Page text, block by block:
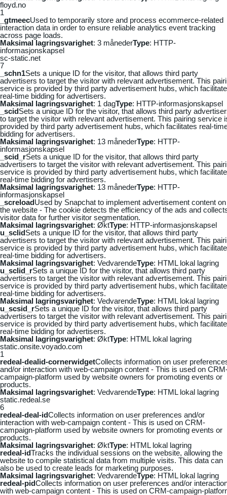
floyd.no
1
_gtmeecUsed to temporarily store and process ecommerce-related
interaction data in order to ensure reliable analytics event tracking
across page loads.
Maksimal lagringsvarighet: 3 månederType: HTTP-
informasjonskapsel
sc-static.net
7
_schn1Sets a unique ID for the visitor, that allows third party
advertisers to target the visitor with relevant advertisement. This
service is provided by third party advertisement hubs, which
real-time bidding for advertisers.
Maksimal lagringsvarighet: 1 dagType: HTTP-informasjonskapsel
_scidSets a unique ID for the visitor, that allows third party
to target the visitor with relevant advertisement. This pairing service
provided by third party advertisement hubs, which facilitates real-
bidding for advertisers.
Maksimal lagringsvarighet: 13 månederType: HTTP-
informasjonskapsel
_scid_rSets a unique ID for the visitor, that allows third party
advertisers to target the visitor with relevant advertisement. This
service is provided by third party advertisement hubs, which
real-time bidding for advertisers.
Maksimal lagringsvarighet: 13 månederType: HTTP-
informasjonskapsel
_screloadUsed by Snapchat to implement advertisement content on
the website - The cookie detects the efficiency of the ads and
visitor data for further visitor segmentation.
Maksimal lagringsvarighet: ØktType: HTTP-informasjonskapsel
u_sclidSets a unique ID for the visitor, that allows third party
advertisers to target the visitor with relevant advertisement. This
service is provided by third party advertisement hubs, which
real-time bidding for advertisers.
Maksimal lagringsvarighet: VedvarendeType: HTML lokal lagring
u_sclid_rSets a unique ID for the visitor, that allows third party
advertisers to target the visitor with relevant advertisement. This
service is provided by third party advertisement hubs, which
real-time bidding for advertisers.
Maksimal lagringsvarighet: VedvarendeType: HTML lokal lagring
u_scsid_rSets a unique ID for the visitor, that allows third party
advertisers to target the visitor with relevant advertisement. This
service is provided by third party advertisement hubs, which
real-time bidding for advertisers.
Maksimal lagringsvarighet: ØktType: HTML lokal lagring
static.onsite.voyado.com
1
redeal-dealid-cornerwidgetCollects information on user
and/or interaction with web-campaign content - This is used on
campaign-platform used by website owners for promoting events or
products.
Maksimal lagringsvarighet: VedvarendeType: HTML lokal lagring
static.redeal.se
6
redeal-deal-idCollects information on user preferences and/or
interaction with web-campaign content - This is used on CRM-
campaign-platform used by website owners for promoting events or
products.
Maksimal lagringsvarighet: ØktType: HTML lokal lagring
redeal-idTracks the individual sessions on the website, allowing the
website to compile statistical data from multiple visits. This data can
also be used to create leads for marketing purposes.
Maksimal lagringsvarighet: VedvarendeType: HTML lokal lagring
redeal-pidCollects information on user preferences and/or
with web-campaign content - This is used on CRM-campaign-